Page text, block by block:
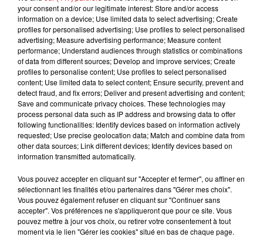
Tarif
Payant
14€ adulte / 12 € enfant jusqu'à
12ans
4e Rando gourmande semi
nocturne des sapeurs pompiers
5 étapes gourmandes
Circuit de 8 ou 12km
Infos
Voir plus
17h06
Pape Léon XIV en France : quel
est son programme ?
your consent and/or our legitimate interest: Store and/or access
information on a device; Use limited data to select advertising; Create
profiles for personalised advertising; Use profiles to select personalised
advertising; Measure advertising performance; Measure content
performance; Understand audiences through statistics or combinations
of data from different sources; Develop and improve services; Create
profiles to personalise content; Use profiles to select personalised
content; Use limited data to select content; Ensure security, prevent and
detect fraud, and fix errors; Deliver and present advertising and content;
Save and communicate privacy choices. These technologies may
process personal data such as IP address and browsing data to offer
following functionalities: Identify devices based on information actively
requested; Use precise geolocation data; Match and combine data from
other data sources; Link different devices; Identify devices based on
information transmitted automatically.
Vous pouvez accepter en cliquant sur "Accepter et fermer", ou affiner en
sélectionnant les finalités et/ou partenaires dans "Gérer mes choix".
Vous pouvez également refuser en cliquant sur "Continuer sans
accepter". Vos préférences ne s'appliqueront que pour ce site. Vous
pouvez mettre à jour vos choix, ou retirer votre consentement à tout
moment via le lien "Gérer les cookies" situé en bas de chaque page.